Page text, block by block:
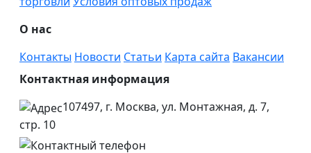
О нас
Контакты Новости Статьи Карта сайта Вакансии
Контактная информация
107497, г. Москва, ул. Монтажная, д. 7,
стр. 10